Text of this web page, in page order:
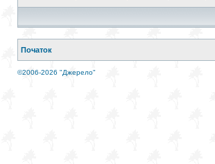
Початок
©2006-2026 "Джерело"